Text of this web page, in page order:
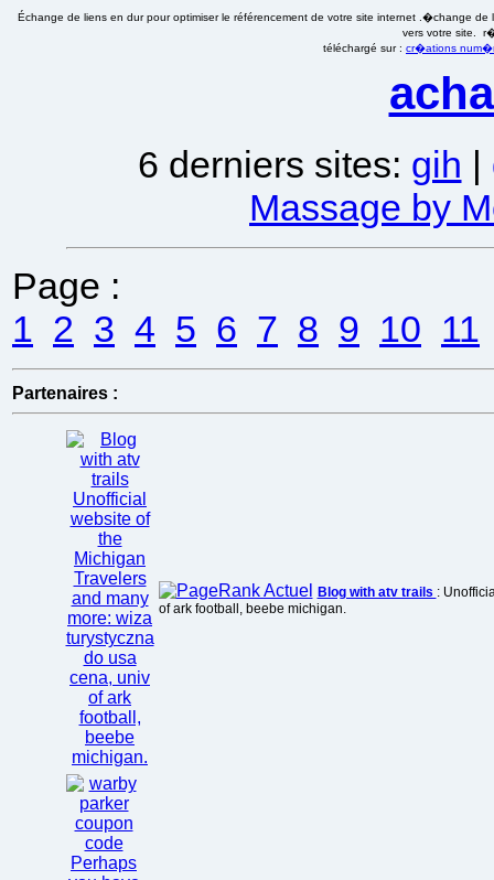
Échange de liens en dur pour optimiser le référencement de votre site internet .�change
vers votre site.
téléchargé sur : cr�ations
6 derniers sites: gih
Massage by
Page :
1 2 3 4 5 6 7 8 9 10 11
Partenaires :
Blog with atv trails :
of ark football, beebe michigan.